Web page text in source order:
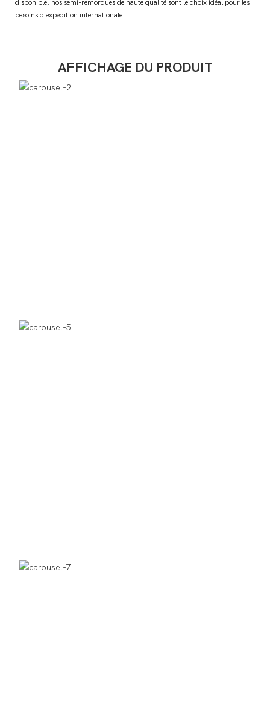
disponible, nos semi-remorques de haute qualité sont le choix idéal pour les
besoins d'expédition internationale.
AFFICHAGE DU PRODUIT